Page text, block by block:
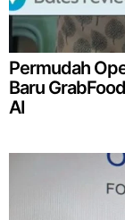
Permudah
Baru
AI